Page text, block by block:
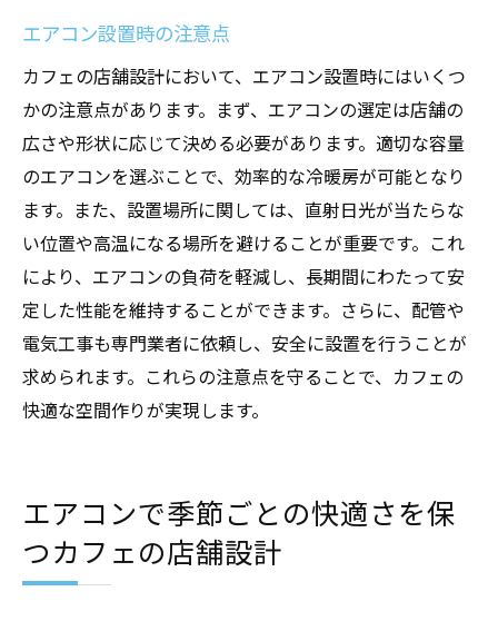
エアコン設置時の注意点
カフェの店舗設計において、エアコン設置時にはいくつ
かの注意点があります。まず、エアコンの選定は店舗の
広さや形状に応じて決める必要があります。適切な容量
のエアコンを選ぶことで、効率的な冷暖房が可能となり
ます。また、設置場所に関しては、直射日光が当たらな
い位置や高温になる場所を避けることが重要です。これ
により、エアコンの負荷を軽減し、長期間にわたって安
定した性能を維持することができます。さらに、配管や
電気工事も専門業者に依頼し、安全に設置を行うことが
求められます。これらの注意点を守ることで、カフェの
快適な空間作りが実現します。
エアコンで季節ごとの快適さを保
つカフェの店舗設計